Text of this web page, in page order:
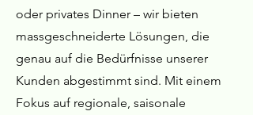
oder privates Dinner – wir bieten
massgeschneiderte Lösungen, die
genau auf die Bedürfnisse unserer
Kunden abgestimmt sind. Mit einem
Fokus auf regionale, saisonale